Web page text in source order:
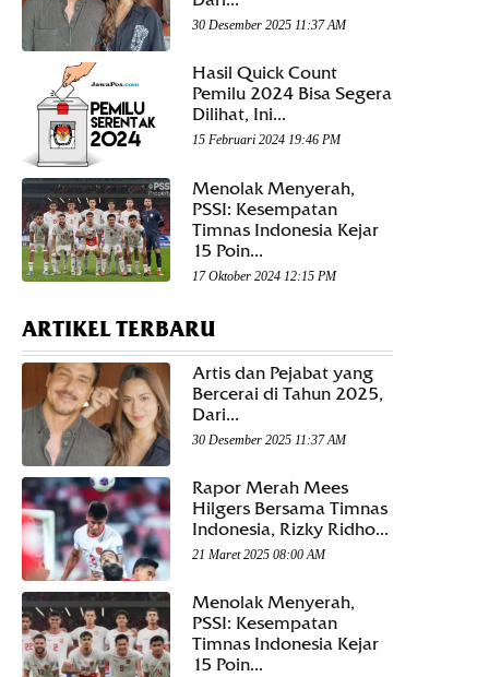
30 Desember 2025 11:37 AM
Hasil Quick Count
Pemilu 2024 Bisa Segera
Dilihat, Ini...
15 Februari 2024 19:46 PM
Menolak Menyerah,
PSSI: Kesempatan
Timnas Indonesia Kejar
15 Poin...
17 Oktober 2024 12:15 PM
ARTIKEL TERBARU
Artis dan Pejabat yang
Bercerai di Tahun 2025,
Dari...
30 Desember 2025 11:37 AM
Rapor Merah Mees
Hilgers Bersama Timnas
Indonesia, Rizky Ridho...
21 Maret 2025 08:00 AM
Menolak Menyerah,
PSSI: Kesempatan
Timnas Indonesia Kejar
15 Poin...